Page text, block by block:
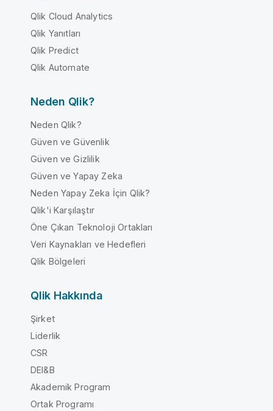
Qlik Cloud Analytics
Qlik Yanıtları
Qlik Predict
Qlik Automate
Neden Qlik?
Neden Qlik?
Güven ve Güvenlik
Güven ve Gizlilik
Güven ve Yapay Zeka
Neden Yapay Zeka İçin Qlik?
Qlik'i Karşılaştır
Öne Çıkan Teknoloji Ortakları
Veri Kaynakları ve Hedefleri
Qlik Bölgeleri
Qlik Hakkında
Şirket
Liderlik
CSR
DEI&B
Akademik Program
Ortak Programı